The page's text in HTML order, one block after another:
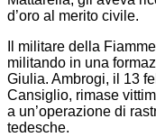
d’oro al merito civile.
Il militare della
militando in una
Giulia. Ambrogi, il 13
Cansiglio, rimase
a un’operazione di
tedesche.